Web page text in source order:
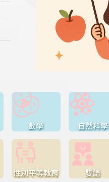
數學 自然科學
性別平等教育 雙語